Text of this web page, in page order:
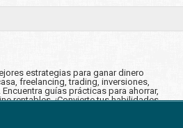
estrategias para ganar dinero
freelancing, trading, inversiones,
guías prácticas para ahorrar,
rentables. ¡Convierte tus habilidades
financiera!